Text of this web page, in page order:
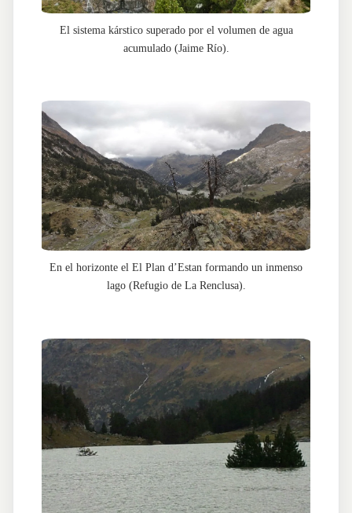
El sistema kárstico superado por el volumen de agua
acumulado (Jaime Río).
En el horizonte el El Plan d’Estan formando un inmenso
lago (Refugio de La Renclusa).